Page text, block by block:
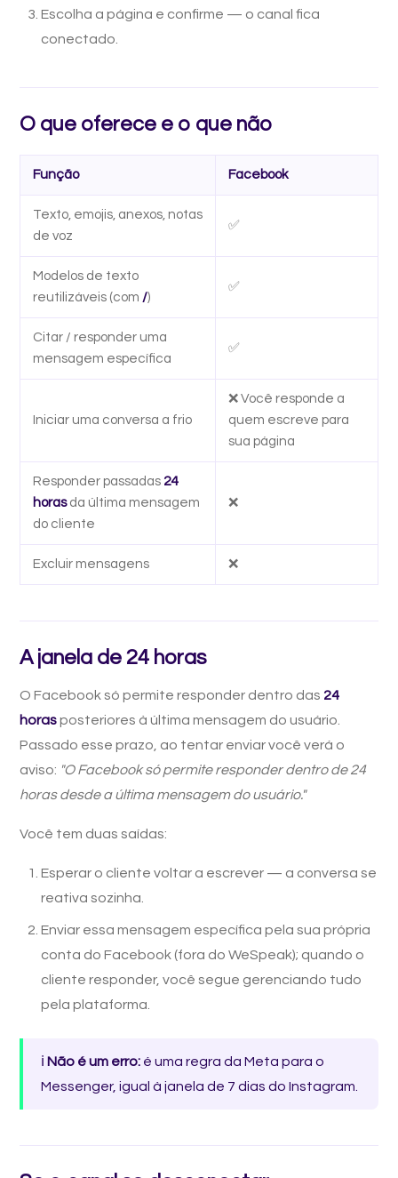
Escolha a página e confirme — o canal fica
conectado.
O que oferece e o que não
Função Facebook
Texto, emojis, anexos, notas
de voz
✅
Modelos de texto
reutilizáveis (com /)
✅
Citar / responder uma
mensagem específica
✅
Iniciar uma conversa a frio
❌ Você responde a
quem escreve para
sua página
Responder passadas 24
horasda última mensagem
do cliente
❌
Excluir mensagens ❌
A janela de 24 horas
O Facebook só permite responder dentro das 24
horasposteriores à última mensagem do usuário.
Passado esse prazo, ao tentar enviar você verá o
aviso: "O Facebook só permite responder dentro de 24
horas desde a última mensagem do usuário."
Você tem duas saídas:
Esperar o cliente voltar a escrever — a conversa se
reativa sozinha.
Enviar essa mensagem específica pela sua própria
conta do Facebook (fora do WeSpeak); quando o
cliente responder, você segue gerenciando tudo
pela plataforma.
ℹ️ Não é um erro: é uma regra da Meta para o
Messenger, igual à janela de 7 dias do Instagram.